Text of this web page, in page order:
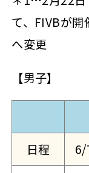
て、FIVBが
へ変更
【男子】
日程
6/